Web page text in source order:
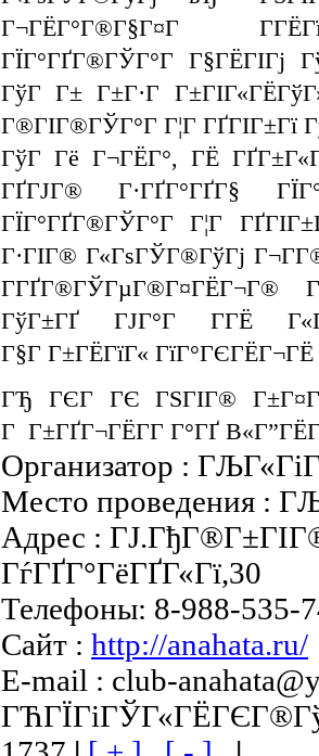
Г¬ГЁГ°Г®Г§Г¤Г
ГЇГ°ГҐГ®ГЎГ°Г Г§ГЁГІГј
ГўГ Г± Г±Г·Г
Г®ГІГ®ГЎГ°Г Г¦Г ГҐГІГ±Гї
ГўГ Гё Г¬ГЁГ°, ГЁ
ГҐГЈГ® Г·ГҐГ°ГҐГ§
ГЇГ°ГҐГ®ГЎГ°Г Г¦Г
Г·ГІГ® Г«ГѕГЎГ®ГўГј
Г­ГҐГ®ГЎГµГ®Г¤ГЁГ¬Г®
ГўГ±ГҐ ГЈГ°Г Г­ГЁ
Г§Г Г±ГЁГїГ«
ГЂ ГЄГ ГЄ ГЅГІГ®
Г Г±ГҐГ¬ГЁГ­Г Г°ГҐ
Организатор :
Место проведения :
Адрес :
ГѓГҐГ°ГёГҐГ«Гї,30
Телефоны: 8-988-535-
Сайт : http://anahata.ru/
E-mail : club-